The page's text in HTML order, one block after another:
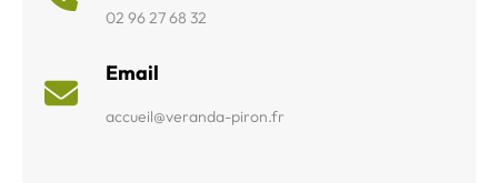
02 96 27 68 32
Email
accueil@veranda-piron.fr